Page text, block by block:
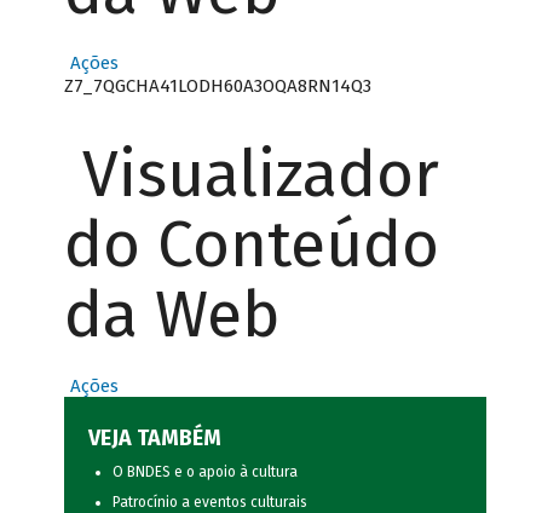
Ações
Z7_7QGCHA41LODH60A3OQA8RN14Q3
Visualizador
do Conteúdo
da Web
Ações
VEJA TAMBÉM
O BNDES e o apoio à cultura
Patrocínio a eventos culturais